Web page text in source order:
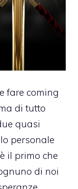
fare coming
di tutto
quasi
personale
il primo che
di noi